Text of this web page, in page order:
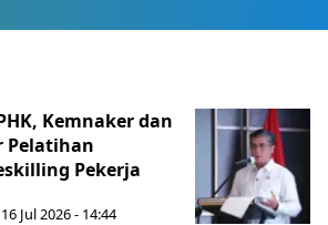
Kemnaker dan
Pelatihan
Pekerja
Jul 2026 - 14:44